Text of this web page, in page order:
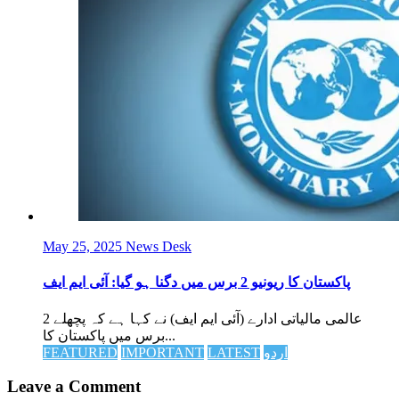
May 25, 2025 News Desk
پاکستان کا ریونیو 2 برس میں دگنا ہو گیا: آئی ایم ایف
عالمی مالیاتی ادارے (آئی ایم ایف) نے کہا ہے کہ پچھلے 2
برس میں پاکستان کا...
FEATURED IMPORTANT LATEST اردو
Leave a Comment